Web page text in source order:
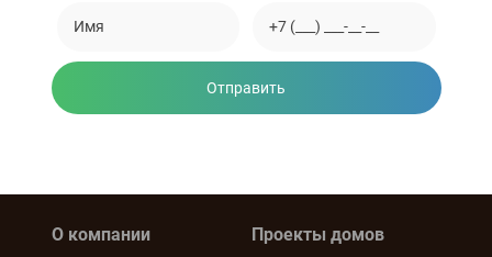
Отправить
О компании Проекты домов